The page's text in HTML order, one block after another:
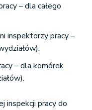
– dla całego
inspektorzy pracy –
– dla komórek
inspekcji pracy do